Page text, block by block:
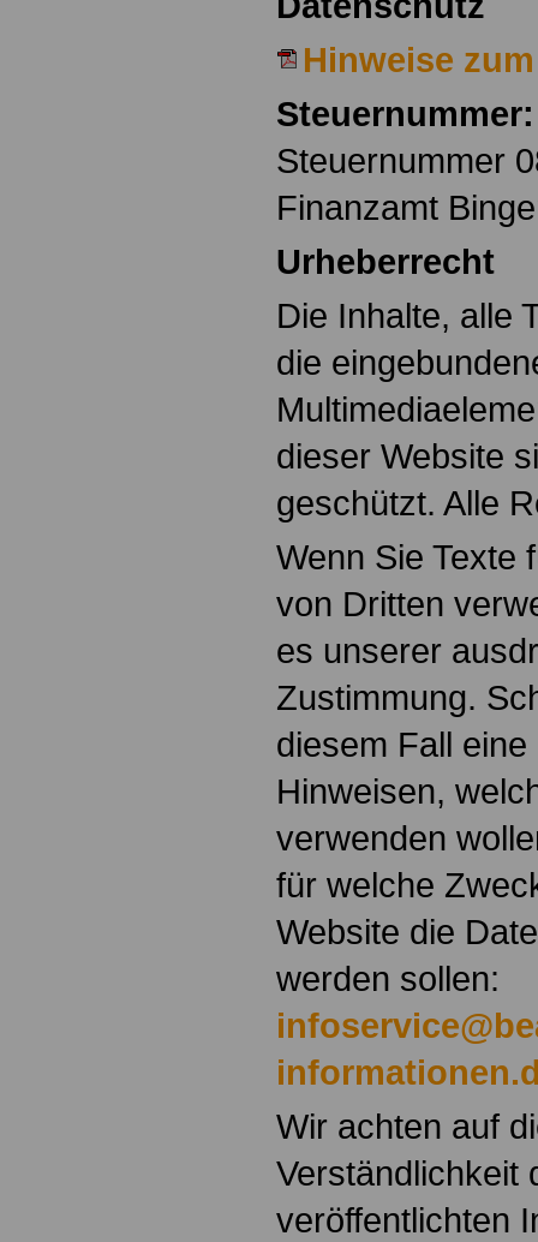
Hinweise
Steuernummer:
Steuernummer
Finanzamt
Urheberrecht
Die Inhalte, alle
die
dieser Website
geschützt. Alle
Wenn Sie Texte
von Dritten
es unserer
Zustimmung.
diesem Fall
Hinweisen,
verwenden
für welche
Website die
werden sollen:
Wir achten auf
Verständlichkeit
veröffentlichten